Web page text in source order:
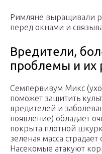
Римляне выращивали
перед окнами и
Вредители,
проблемы и их
Семпервивум Микс
поможет защитить
вредителей и
появление) обладает
покрыта плотной
зеленая масса
Насекомые атакуют